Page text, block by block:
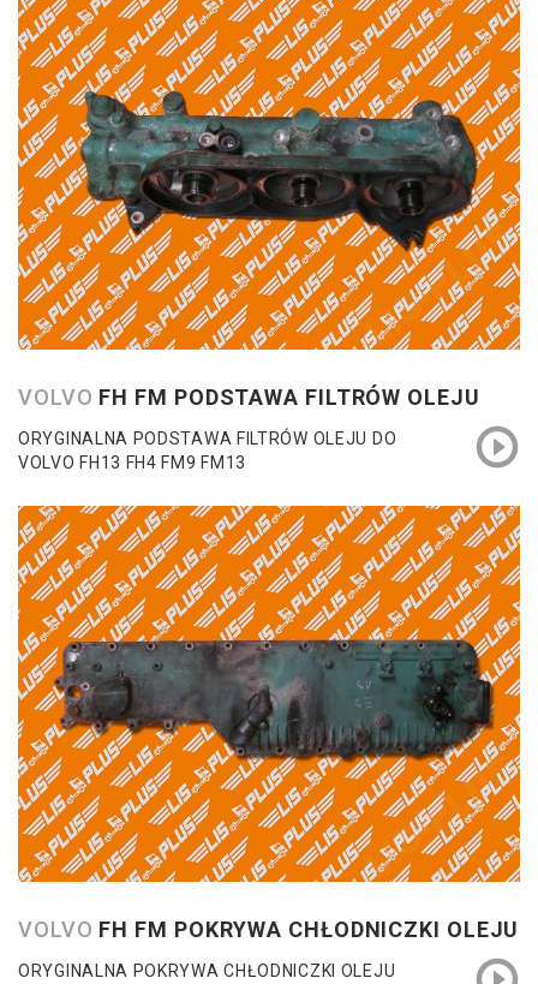
VOLVO FH FM PODSTAWA FILTRÓW OLEJU
ORYGINALNA PODSTAWA FILTRÓW OLEJU DO
VOLVO FH13 FH4 FM9 FM13
VOLVO FH FM POKRYWA CHŁODNICZKI OLEJU
ORYGINALNA POKRYWA CHŁODNICZKI OLEJU